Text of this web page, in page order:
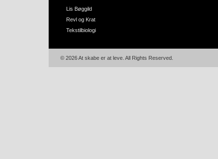
Lis Bøggild
Revl og Krat
Tekstilbiologi
© 2026 At skabe er at leve. All Rights Reserved.